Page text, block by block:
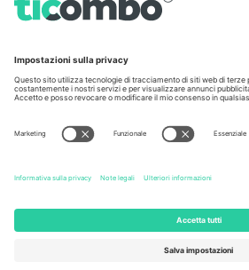
Ticombo Italia
Mimi Balkanska 132, 1540, Sofia,
base alla località, all'evento e/o al
pagina specifica dell'evento, l'impronta e i
© 2026 Ticombo. Tutti i diritti